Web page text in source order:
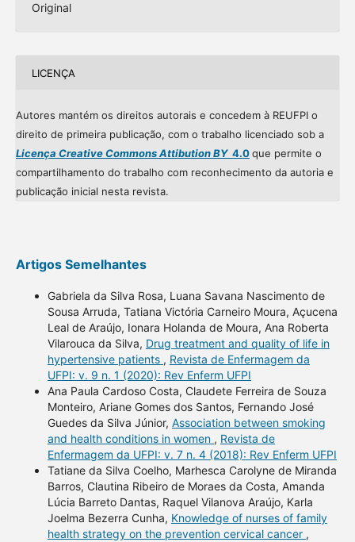
Original
LICENÇA
Autores mantém os direitos autorais e concedem à REUFPI o
direito de primeira publicação, com o trabalho licenciado sob a
Licença Creative Commons Attibution BY4.0que permite o
compartilhamento do trabalho com reconhecimento da autoria e
publicação inicial nesta revista.
Artigos Semelhantes
Gabriela da Silva Rosa, Luana Savana Nascimento de
Sousa Arruda, Tatiana Victória Carneiro Moura, Açucena
Leal de Araújo, Ionara Holanda de Moura, Ana Roberta
Vilarouca da Silva, Drug treatment and quality of life in
hypertensive patients , Revista de Enfermagem da
UFPI: v. 9 n. 1 (2020): Rev Enferm UFPI
Ana Paula Cardoso Costa, Claudete Ferreira de Souza
Monteiro, Ariane Gomes dos Santos, Fernando José
Guedes da Silva Júnior, Association between smoking
and health conditions in women , Revista de
Enfermagem da UFPI: v. 7 n. 4 (2018): Rev Enferm UFPI
Tatiane da Silva Coelho, Marhesca Carolyne de Miranda
Barros, Clautina Ribeiro de Moraes da Costa, Amanda
Lúcia Barreto Dantas, Raquel Vilanova Araújo, Karla
Joelma Bezerra Cunha, Knowledge of nurses of family
health strategy on the prevention cervical cancer ,